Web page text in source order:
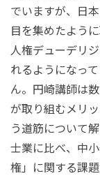
でいますが、日
目を集めたよう
人権デューデリ
れるようになっ
ん。円崎講師は
が取り組むメリ
う道筋について
士業に比べ、中
権」に関する課